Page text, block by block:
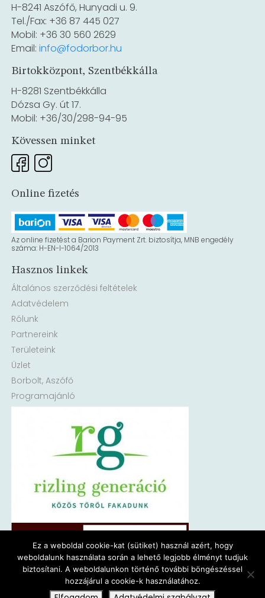
H-8241 Aszófő, Hunyadi u. 9.
Tel./Fax: +36 87 445 027
Mobil: +36 30 560 2629
Email:info@fodorbor.hu
Birtokközpont, Szentbékkálla
H-8281 Szentbékkálla
Dózsa Gy. út 17.
Mobil: +36/30/298-94-95
Kövessen minket
Online fizetés
Az online fizetést a Barion Payment Zrt. biztosítja, MNB engedély
száma: H-EN-I-1064/2013
Hasznos linkek
Általános szerződési feltételek
Adatvédelem
Rólunk
Partnereink
Területeink
Üzlet
Borbolt, Aszófő
Programajánló
Ez a weboldal cookie-kat (sütiket) használ azért, hogy
weboldalunk használata során a lehető legjobb élményt tudjuk
biztosítani. A weboldalunkon történő további böngészéssel
hozzájárul a cookie-k használatához.